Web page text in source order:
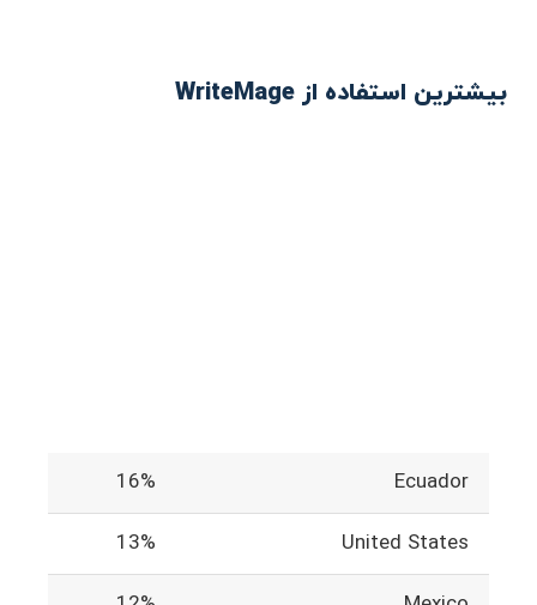
بیشترین استفاده از WriteMage
Ecuador
16%
United States
13%